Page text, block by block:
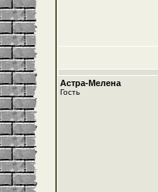
Астра-Мелена
Гость